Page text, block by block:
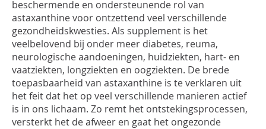
beschermende en ondersteunende rol van
astaxanthinevoor ontzettend veel verschillende
gezondheidskwesties. Als supplement is het
veelbelovend bij onder meer diabetes, reuma,
neurologische aandoeningen, huidziekten, hart- en
vaatziekten, longziekten en oogziekten. De brede
toepasbaarheid van astaxanthine is te verklaren uit
het feit dat het op veel verschillende manieren actief
is in ons lichaam. Zo remt het ontstekingsprocessen,
versterkt het de afweer en gaat het ongezonde